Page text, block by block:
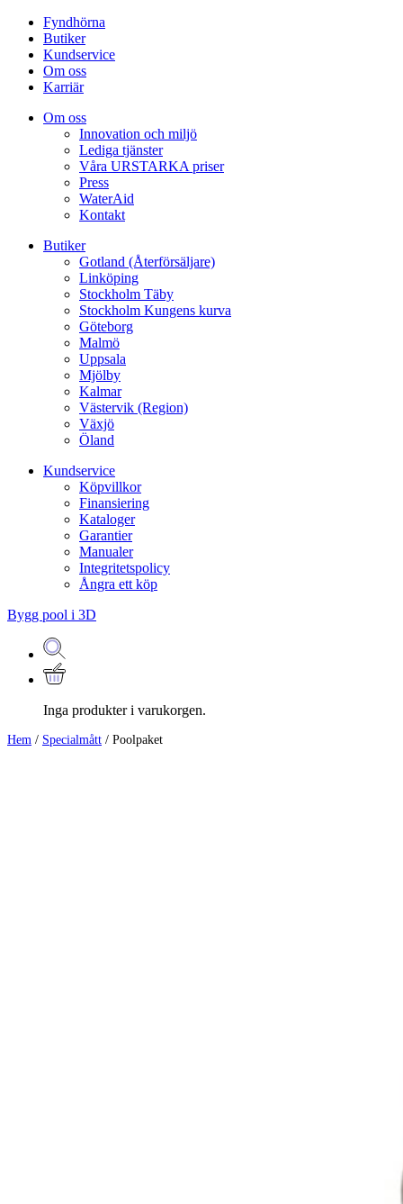
Fyndhörna
Butiker
Kundservice
Om oss
Karriär
Om oss
Innovation och miljö
Lediga tjänster
Våra URSTARKA priser
Press
WaterAid
Kontakt
Butiker
Gotland (Återförsäljare)
Linköping
Stockholm Täby
Stockholm Kungens kurva
Göteborg
Malmö
Uppsala
Mjölby
Kalmar
Västervik (Region)
Växjö
Öland
Kundservice
Köpvillkor
Finansiering
Kataloger
Garantier
Manualer
Integritetspolicy
Ångra ett köp
Bygg pool i 3D
Inga produkter i varukorgen.
Hem / Specialmått / Poolpaket